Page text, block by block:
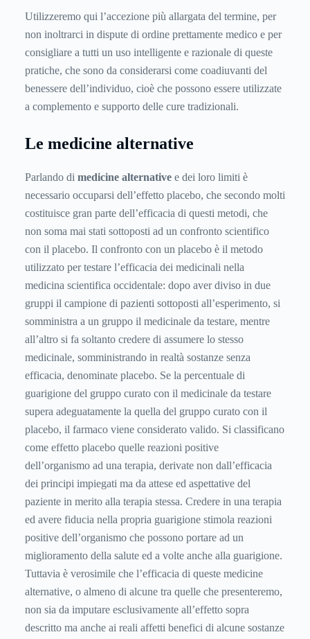
alternativa alla medicina scientifica occidentale o come
complementare a quest’ultima a seconda del soggetto che la
esercita e delle sue convinzioni a proposito della sua
efficacia.
Utilizzeremo qui l’accezione più allargata del termine, per
non inoltrarci in dispute di ordine prettamente medico e per
consigliare a tutti un uso intelligente e razionale di queste
pratiche, che sono da considerarsi come coadiuvanti del
benessere dell’individuo, cioè che possono essere utilizzate
a complemento e supporto delle cure tradizionali.
Le medicine alternative
Parlando di medicine alternative e dei loro limiti è
necessario occuparsi dell’effetto placebo, che secondo molti
costituisce gran parte dell’efficacia di questi metodi, che
non soma mai stati sottoposti ad un confronto scientifico
con il placebo. Il confronto con un placebo è il metodo
utilizzato per testare l’efficacia dei medicinali nella
medicina scientifica occidentale: dopo aver diviso in due
gruppi il campione di pazienti sottoposti all’esperimento, si
somministra a un gruppo il medicinale da testare, mentre
all’altro si fa soltanto credere di assumere lo stesso
medicinale, somministrando in realtà sostanze senza
efficacia, denominate placebo. Se la percentuale di
guarigione del gruppo curato con il medicinale da testare
supera adeguatamente la quella del gruppo curato con il
placebo, il farmaco viene considerato valido. Si classificano
come effetto placebo quelle reazioni positive
dell’organismo ad una terapia, derivate non dall’efficacia
dei principi impiegati ma da attese ed aspettative del
paziente in merito alla terapia stessa. Credere in una terapia
ed avere fiducia nella propria guarigione stimola reazioni
positive dell’organismo che possono portare ad un
miglioramento della salute ed a volte anche alla guarigione.
Tuttavia è verosimile che l’efficacia di queste medicine
alternative, o almeno di alcune tra quelle che presenteremo,
non sia da imputare esclusivamente all’effetto sopra
descritto ma anche ai reali affetti benefici di alcune sostanze